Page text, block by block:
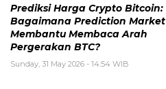
Prediksi Harga Crypto Bitcoin:
Bagaimana Prediction Market
Membantu Membaca Arah
Pergerakan BTC?
Sunday, 31 May 2026 - 14:54 WIB